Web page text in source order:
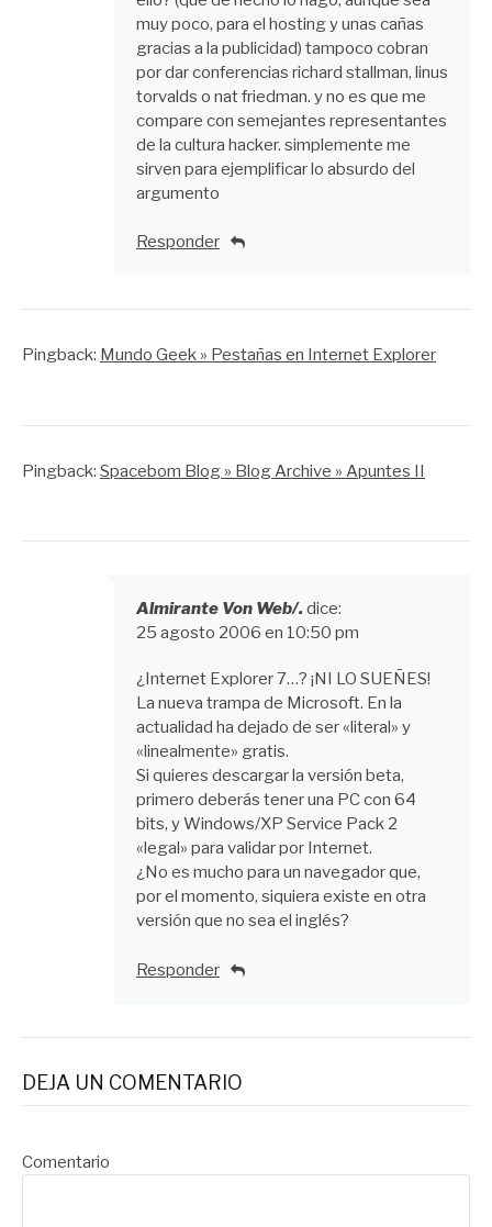
muy poco, para el hosting y unas cañas
gracias a la publicidad) tampoco cobran
por dar conferencias richard stallman, linus
torvalds o nat friedman. y no es que me
compare con semejantes representantes
de la cultura hacker. simplemente me
sirven para ejemplificar lo absurdo del
argumento
Responder
Pingback: Mundo Geek » Pestañas en Internet Explorer
Pingback: Spacebom Blog » Blog Archive » Apuntes II
Almirante Von Web/. dice:
25 agosto 2006 en 10:50 pm
¿Internet Explorer 7…? ¡NI LO SUEÑES!
La nueva trampa de Microsoft. En la
actualidad ha dejado de ser «literal» y
«linealmente» gratis.
Si quieres descargar la versión beta,
primero deberás tener una PC con 64
bits, y Windows/XP Service Pack 2
«legal» para validar por Internet.
¿No es mucho para un navegador que,
por el momento, siquiera existe en otra
versión que no sea el inglés?
Responder
DEJA UN COMENTARIO
Comentario